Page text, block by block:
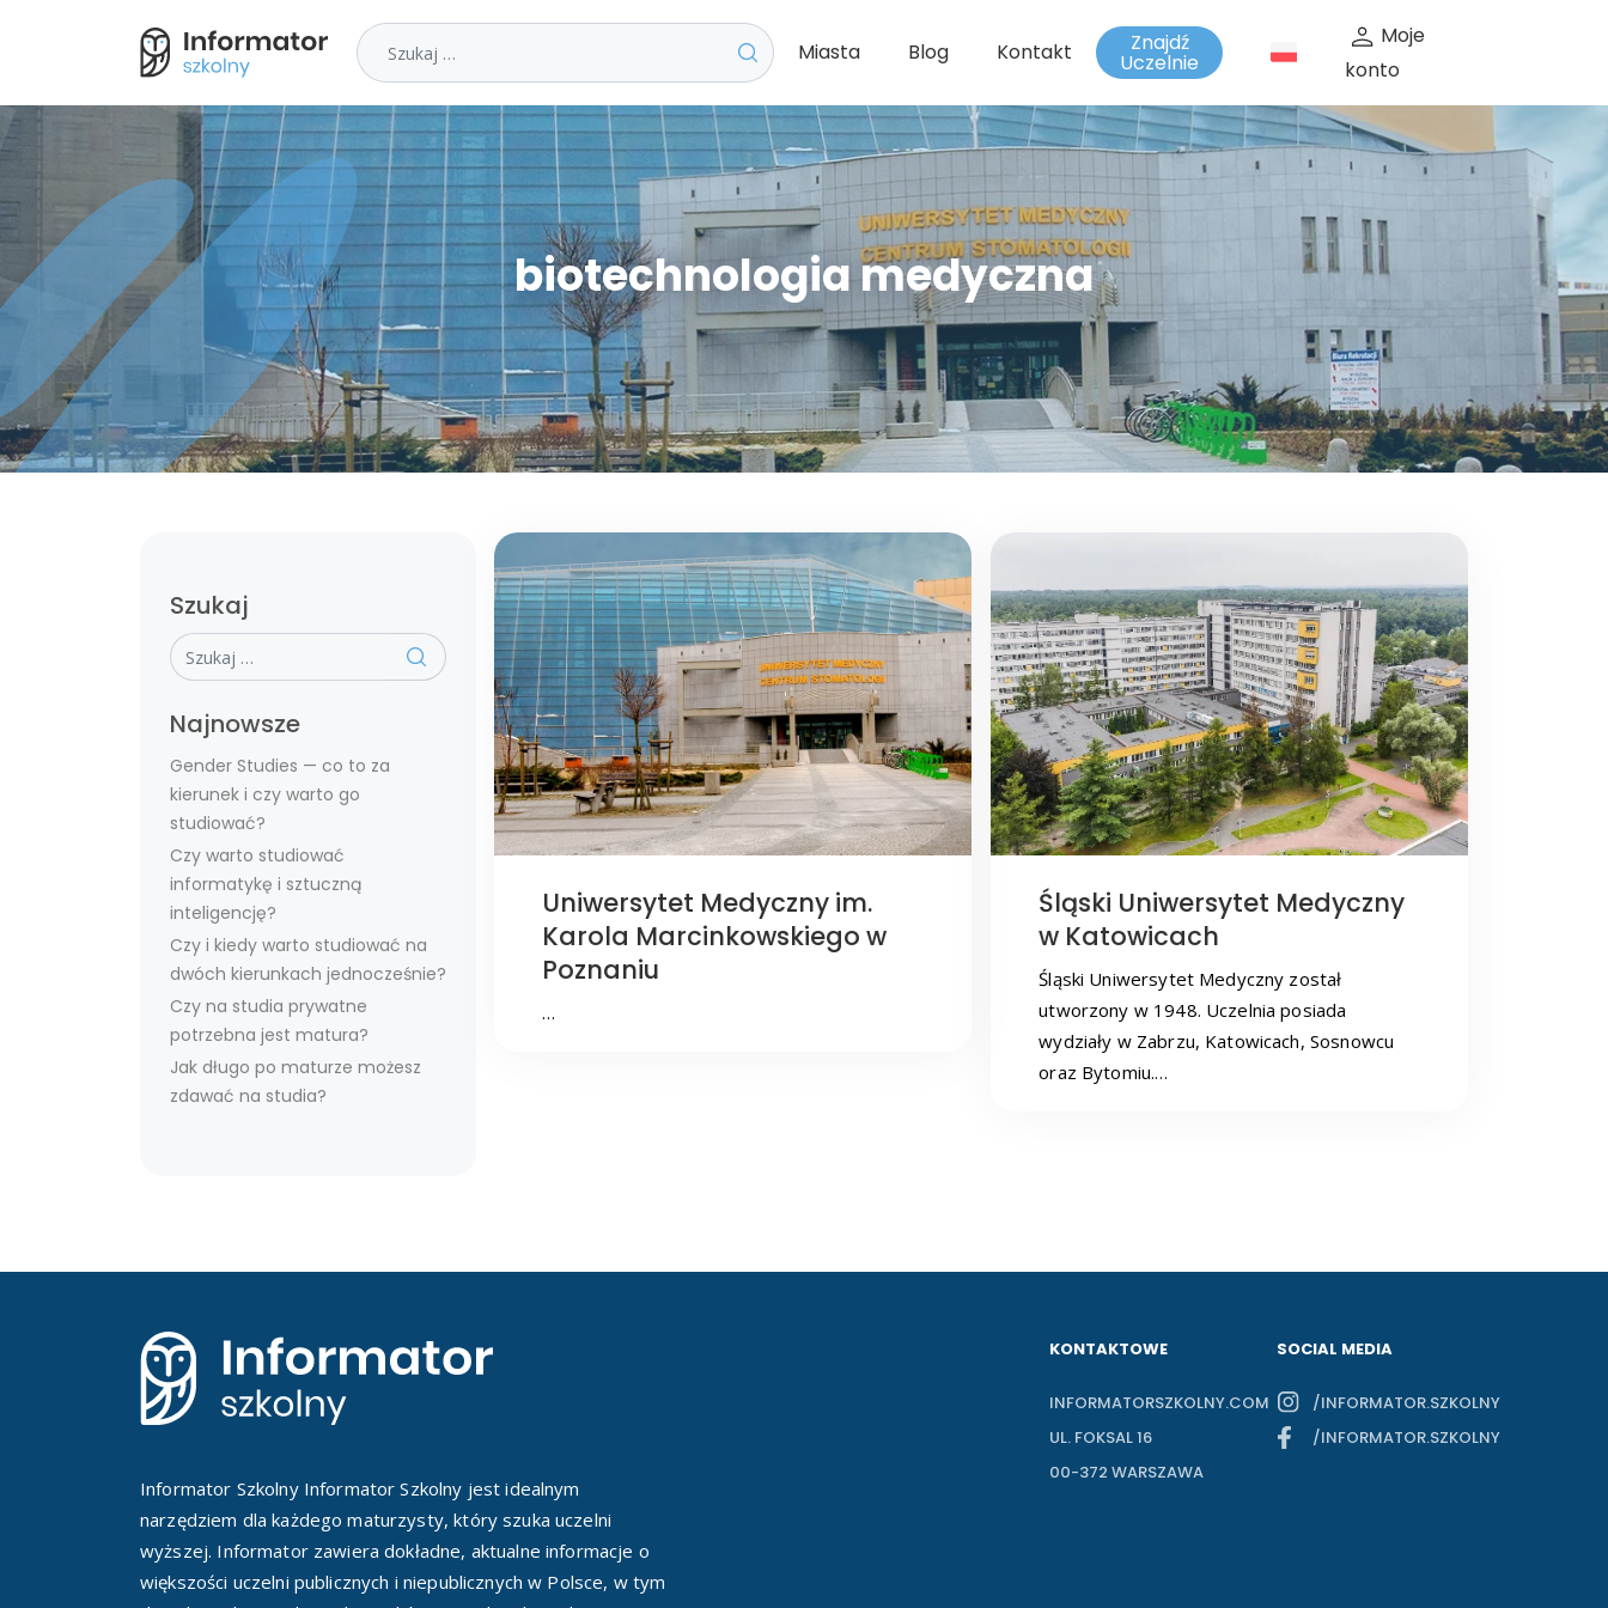
Szukaj
Miasta Blog Kontakt Znajdź
Uczelnie
Moje
konto
biotechnologia medyczna
Szukaj
Szukaj
Najnowsze
Gender Studies — co to za
kierunek i czy warto go
studiować?
Czy warto studiować
informatykę i sztuczną
inteligencję?
Czy i kiedy warto studiować na
dwóch kierunkach jednocześnie?
Czy na studia prywatne
potrzebna jest matura?
Jak długo po maturze możesz
zdawać na studia?
Uniwersytet Medyczny im.
Karola Marcinkowskiego w
Poznaniu
…
Śląski Uniwersytet Medyczny
w Katowicach
Śląski Uniwersytet Medyczny został
utworzony w 1948. Uczelnia posiada
wydziały w Zabrzu, Katowicach, Sosnowcu
oraz Bytomiu.…
Informator Szkolny Informator Szkolny jest idealnym
narzędziem dla każdego maturzysty, który szuka uczelni
wyższej. Informator zawiera dokładne, aktualne informacje o
większości uczelni publicznych i niepublicznych w Polsce, w tym
KONTAKTOWE
INFORMATORSZKOLNY.COM
UL. FOKSAL 16
00-372 WARSZAWA
SOCIAL MEDIA
/INFORMATOR.SZKOLNY
/INFORMATOR.SZKOLNY